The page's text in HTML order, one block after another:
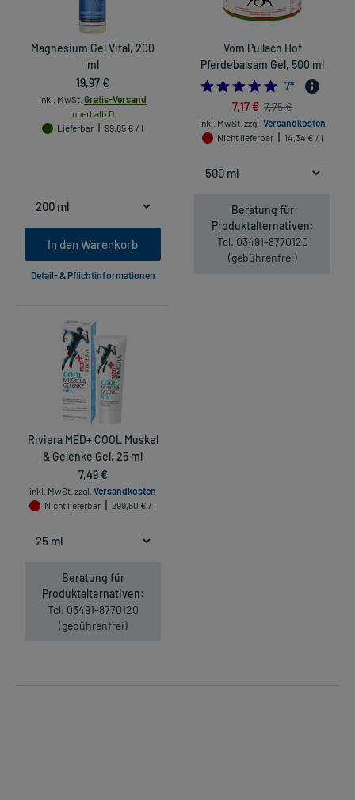
Magnesium Gel Vital, 200
ml
19,97 €
inkl. MwSt. Gratis-Versand
innerhalb D.
Lieferbar
99,85 € / l
In den Warenkorb
Detail- & Pflichtinformationen
Vom Pullach Hof
Pferdebalsam Gel, 500 ml
5.0
7*
7,17 € 7,75 €
inkl. MwSt. zzgl. Versandkosten
Nicht lieferbar
14,34 € / l
Beratung für
Produktalternativen:
Tel. 03491-8770120
(gebührenfrei)
Riviera MED+ COOL Muskel
& Gelenke Gel, 25 ml
7,49 €
inkl. MwSt. zzgl. Versandkosten
Nicht lieferbar
299,60 € / l
Beratung für
Produktalternativen:
Tel. 03491-8770120
(gebührenfrei)